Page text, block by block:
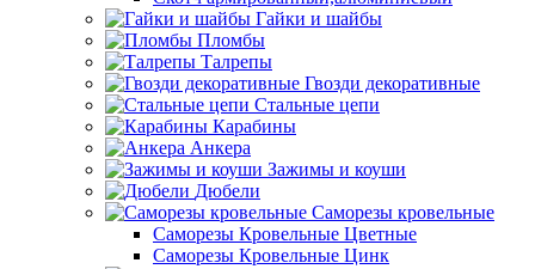
Гайки и шайбы
Пломбы
Талрепы
Гвозди декоративные
Стальные цепи
Карабины
Анкера
Зажимы и коуши
Дюбели
Саморезы кровельные
Саморезы Кровельные Цветные
Саморезы Кровельные Цинк